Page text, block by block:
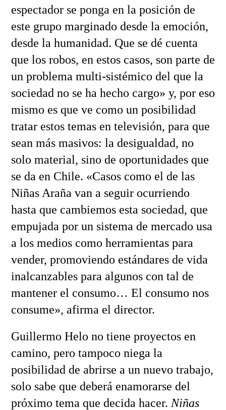
espectador se ponga en la posición de
este grupo marginado desde la emoción,
desde la humanidad. Que se dé cuenta
que los robos, en estos casos, son parte de
un problema multi-sistémico del que la
sociedad no se ha hecho cargo» y, por eso
mismo es que ve como un posibilidad
tratar estos temas en televisión, para que
sean más masivos: la desigualdad, no
solo material, sino de oportunidades que
se da en Chile. «Casos como el de las
Niñas Araña van a seguir ocurriendo
hasta que cambiemos esta sociedad, que
empujada por un sistema de mercado usa
a los medios como herramientas para
vender, promoviendo estándares de vida
inalcanzables para algunos con tal de
mantener el consumo… El consumo nos
consume», afirma el director.
Guillermo Helo no tiene proyectos en
camino, pero tampoco niega la
posibilidad de abrirse a un nuevo trabajo,
solo sabe que deberá enamorarse del
próximo tema que decida hacer. Niñas